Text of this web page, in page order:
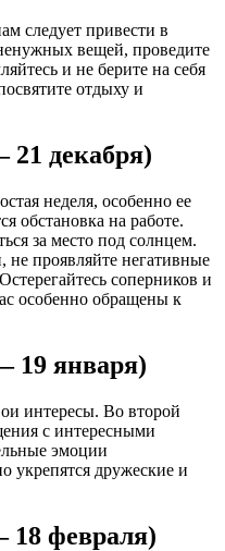
следует привести в
вещей, проведите
и не берите на себя
отдыху и
21 декабря)
неделя, особенно ее
обстановка на работе.
за место под солнцем.
проявляйте негативные
соперников и
особенно обращены к
19 января)
интересы. Во второй
с интересными
эмоции
укрепятся дружеские и
18 февраля)